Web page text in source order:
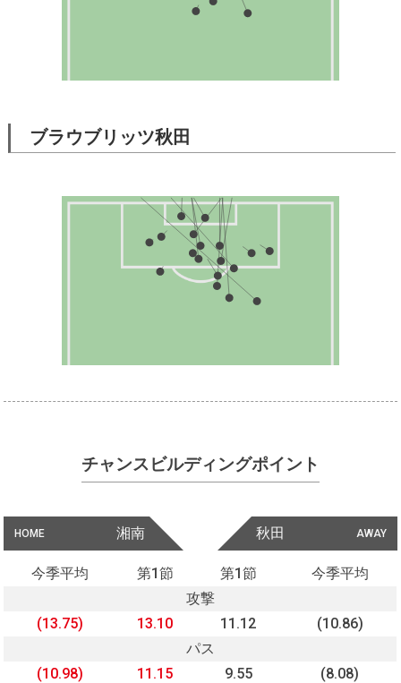
ブラウブリッツ秋田
チャンスビルディングポイント
HOME 湘南 AWAY
秋田
今季平均 第1節 第1節
今季平均
攻撃
(13.75)
13.10 11.12
(10.86)
パス
(10.98)
11.15 9.55
(8.08)